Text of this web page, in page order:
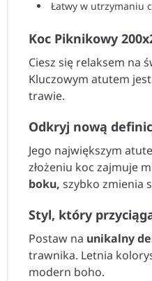
Łatwy w utrzymaniu
Koc Piknikowy
Ciesz się relaksem na
Kluczowym atutem jest
trawie.
Odkryj nową
Jego największym
złożeniu koc zajmuje
boku, szybko zmienia
Styl, który
Postaw na unikalny
trawnika. Letnia
modern boho.